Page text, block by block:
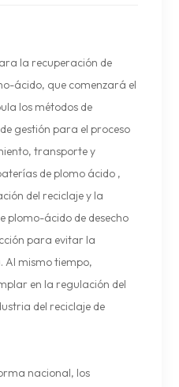
la recuperación de
ácido, que comenzará el
los métodos de
gestión para el proceso
transporte y
de plomo ácido ,
del reciclaje y la
plomo-ácido de desecho
para evitar la
Al mismo tiempo,
en la regulación del
del reciclaje de
nacional, los